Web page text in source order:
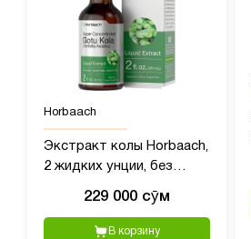
Horbaach
Экстракт колы Horbaach,
2 жидких унции, без
сверхконцентрированная
жидкая травяная
229 000 сӯм
В корзину